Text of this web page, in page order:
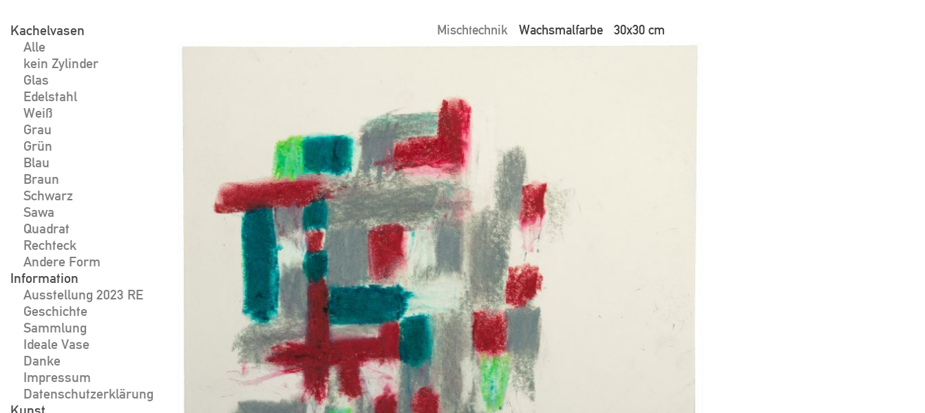
content
Kachelvasen
Alle
kein Zylinder
Glas
Edelstahl
Weiß
Grau
Grün
Blau
Braun
Schwarz
Sawa
Quadrat
Rechteck
Andere Form
Information
Ausstellung 2023 RE
Geschichte
Sammlung
Ideale Vase
Danke
Impressum
Datenschutzerklärung
Mischtechnik Wachsmalfarbe 30x30 cm
Beitragsnavigation